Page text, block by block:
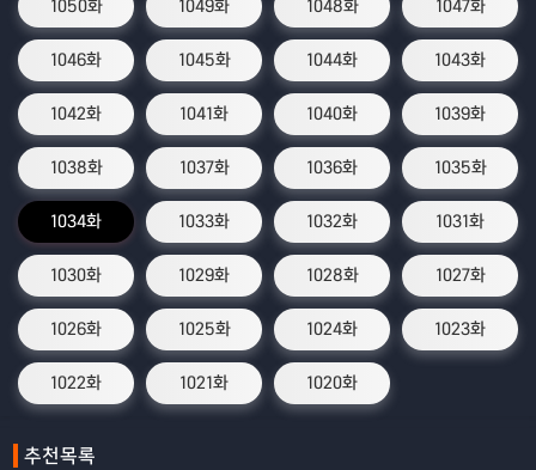
1050화 1049화 1048화 1047화
1046화 1045화 1044화 1043화
1042화 1041화 1040화 1039화
1038화 1037화 1036화 1035화
1034화 1033화 1032화 1031화
1030화 1029화 1028화 1027화
1026화 1025화 1024화 1023화
1022화 1021화 1020화
추천목록